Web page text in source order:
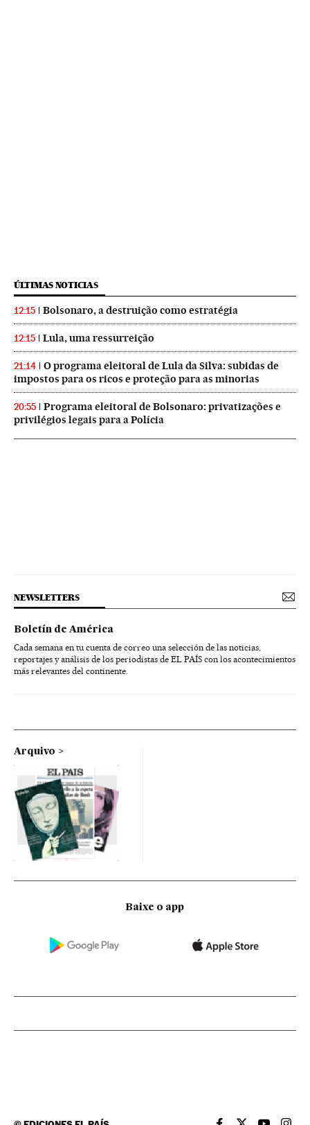
ÚLTIMAS NOTICIAS
12:15 Bolsonaro, a destruição como estratégia
12:15 Lula, uma ressurreição
21:14
O programa eleitoral de Lula da Silva: subidas de
impostos para os ricos e proteção para as minorias
20:55
Programa eleitoral de Bolsonaro: privatizações e
privilégios legais para a Polícia
NEWSLETTERS
Boletín de América
Cada semana en tu cuenta de correo una selección de las noticias,
reportajes y análisis de los periodistas de EL PAÍS con los acontecimientos
más relevantes del continente.
Arquivo
Baixe o app